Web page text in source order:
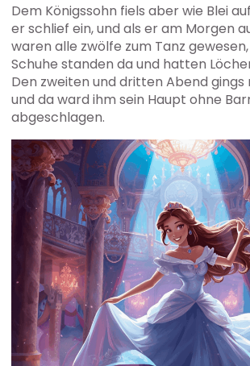
Dem Königssohn fiels aber wie Blei
er schlief ein, und als er am Morgen
waren alle zwölfe zum Tanz
Schuhe standen da und hatten
Den zweiten und dritten Abend gings
und da ward ihm sein Haupt ohne
abgeschlagen.